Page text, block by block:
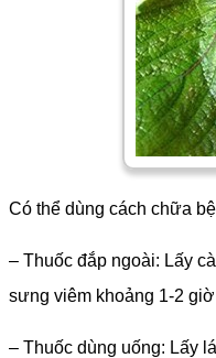
Có thể dùng cách chữa
– Thuốc đắp ngoài: Lấy
sưng viêm khoảng 1-2
– Thuốc dùng uống: Lấy